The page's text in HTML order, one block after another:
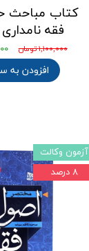
کتاب مباحث
فقه
۱,۱۰۰,۰۰۰ تومان
افزودن به
آزمون وکالت
۸ درصد